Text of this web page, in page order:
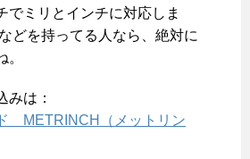
でミリとインチに対応しま
どを持ってる人なら、絶対に
みは：
METRINCH（メットリン